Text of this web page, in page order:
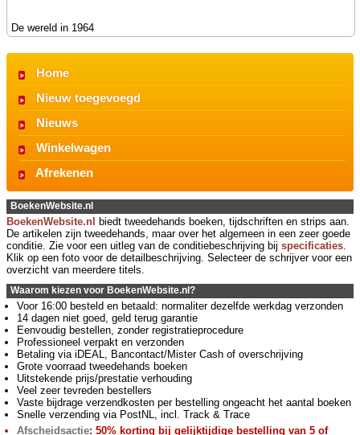
De wereld in 1964
Home
Nieuw toegevoegd
Nieuws
Winkelwagen
Afrekenen
BoekenWebsite.nl
BoekenWebsite.nl
biedt tweedehands boeken, tijdschriften en strips aan.
De artikelen zijn tweedehands, maar over het algemeen in een zeer goede
conditie. Zie voor een uitleg van de conditiebeschrijving bij specificaties.
Klik op een foto voor de detailbeschrijving. Selecteer de schrijver voor een
overzicht van meerdere titels.
Waarom kiezen voor BoekenWebsite.nl?
Voor 16:00 besteld en betaald: normaliter dezelfde werkdag verzonden
14 dagen niet goed, geld terug garantie
Eenvoudig bestellen, zonder registratieprocedure
Professioneel verpakt en verzonden
Betaling via iDEAL, Bancontact/Mister Cash of overschrijving
Grote voorraad tweedehands boeken
Uitstekende prijs/prestatie verhouding
Veel zeer tevreden bestellers
Vaste bijdrage verzendkosten per bestelling ongeacht het aantal boeken
Snelle verzending via PostNL, incl. Track & Trace
Afscheidsactie: 50% korting bij gelijktijdige bestelling van 5 of